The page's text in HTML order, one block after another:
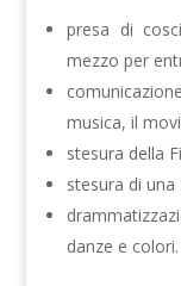
presa di
mezzo per
musica, il
stesura della
stesura di
danze e colori.